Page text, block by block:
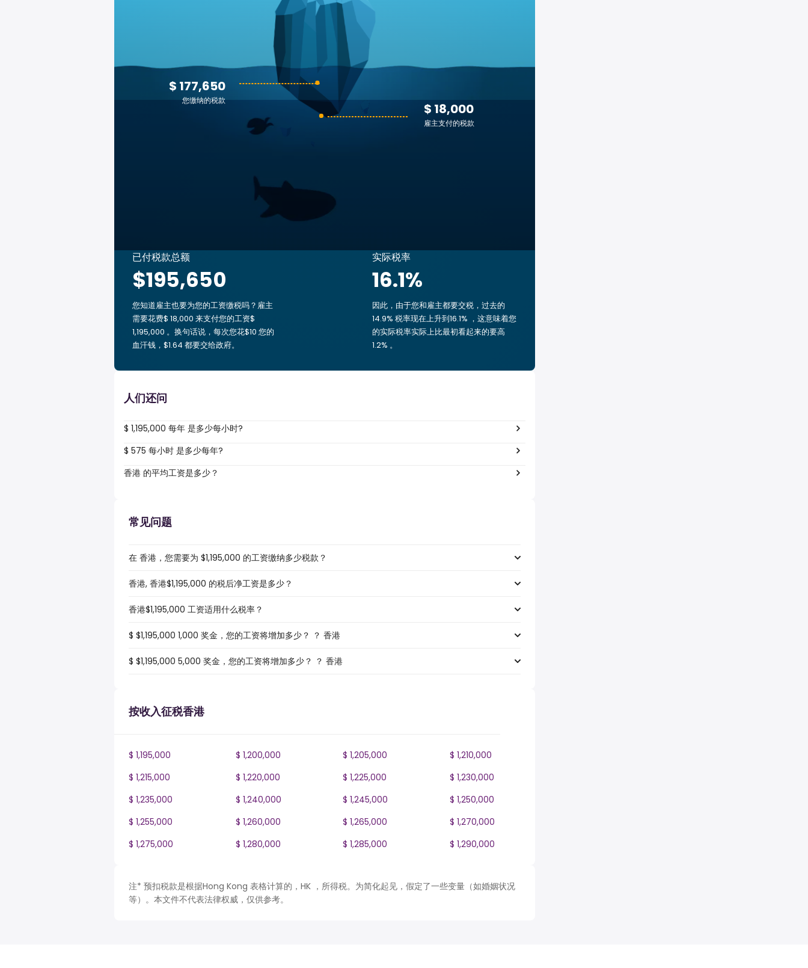
$ 18,000
雇主支付的税款
$ 177,650
您缴纳的税款
已付税款总额
$195,650
您知道雇主也要为您的工资缴税吗？雇主
需要花费$ 18,000 来支付您的工资$
1,195,000 。换句话说，每次您花$10 您的
血汗钱，$1.64 都要交给政府。
实际税率
16.1%
因此，由于您和雇主都要交税，过去的
14.9% 税率现在上升到16.1% ，这意味着您
的实际税率实际上比最初看起来的要高
1.2% 。
人们还问
$ 1,195,000 每年 是多少每小时?
$ 575 每小时 是多少每年?
香港 的平均工资是多少？
常见问题
在 香港，您需要为 $1,195,000 的工资缴纳多少税款？
香港, 香港$1,195,000 的税后净工资是多少？
香港$1,195,000 工资适用什么税率？
$ $1,195,000 1,000 奖金，您的工资将增加多少？ ？ 香港
$ $1,195,000 5,000 奖金，您的工资将增加多少？ ？ 香港
按收入征税香港
$ 1,195,000 $ 1,200,000 $ 1,205,000
$ 1,210,000
$ 1,215,000
$ 1,220,000 $ 1,225,000
$ 1,230,000
$ 1,235,000
$ 1,240,000 $ 1,245,000
$ 1,250,000
$ 1,255,000
$ 1,260,000 $ 1,265,000
$ 1,270,000
$ 1,275,000
$ 1,280,000 $ 1,285,000 $ 1,290,000
注* 预扣税款是根据Hong Kong 表格计算的，HK ，所得税。为简化起见，假定了一些变量（如婚姻状况
等）。本文件不代表法律权威，仅供参考。